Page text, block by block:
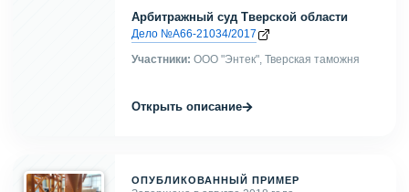
Арбитражный суд Тверской области
Дело №А66-21034/2017
Участники: ООО "Энтек", Тверская таможня
Открыть описание→
ОПУБЛИКОВАННЫЙ ПРИМЕР